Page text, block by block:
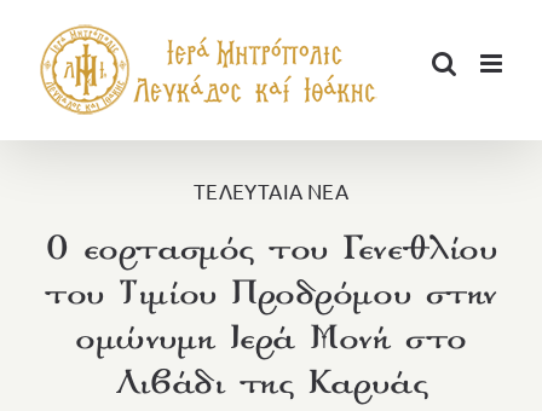
περιεχόμενο
ΤΕΛΕΥΤΑΙΑ ΝΕΑ
Ο εορτασμός του Γενεθλίου
του Τιμίου Προδρόμου στην
ομώνυμη Ιερά Μονή στο
Λιβάδι της Καρυάς